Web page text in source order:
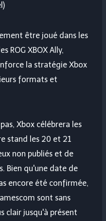
être joué dans les
ROG XBOX Ally,
la stratégie Xbox
formats et
Xbox célébrera les
stand les 20 et 21
non publiés et de
Bien qu'une date de
encore été confirmée,
sont sans
clair jusqu'à présent